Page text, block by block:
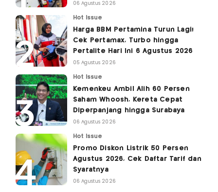
06 Agustus 2026
Hot Issue
Harga BBM Pertamina Turun Lagi!
Cek Pertamax, Turbo hingga
Pertalite Hari Ini 6 Agustus 2026
05 Agustus 2026
Hot Issue
Kemenkeu Ambil Alih 60 Persen
Saham Whoosh, Kereta Cepat
Diperpanjang hingga Surabaya
06 Agustus 2026
Hot Issue
Promo Diskon Listrik 50 Persen
Agustus 2026, Cek Daftar Tarif dan
Syaratnya
06 Agustus 2026